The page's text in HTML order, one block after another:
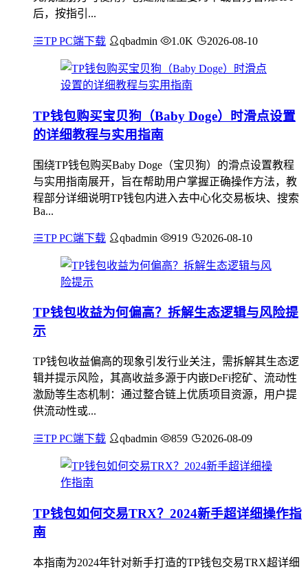
后，按指引...
TP PC端下载 qbadmin 1.0K 2026-08-10
TP钱包购买宝贝狗（Baby Doge）时滑点设置
的详细教程与实用指南
围绕TP钱包购买Baby Doge（宝贝狗）的滑点设置教程
与实用指南展开，旨在帮助用户掌握正确操作方法，教
程部分详细说明TP钱包内进入去中心化交易板块、搜索
Ba...
TP PC端下载 qbadmin 919 2026-08-10
TP钱包收益为何偏高？拆解生态逻辑与风险提
示
TP钱包收益偏高的现象引发行业关注，需拆解其生态逻
辑并提示风险，其高收益多源于内嵌DeFi挖矿、流动性
激励等生态机制：通过整合链上优质项目资源，用户提
供流动性或...
TP PC端下载 qbadmin 859 2026-08-09
TP钱包如何交易TRX？2024新手超详细操作指
南
本指南为2024年针对新手打造的TP钱包交易TRX超详细